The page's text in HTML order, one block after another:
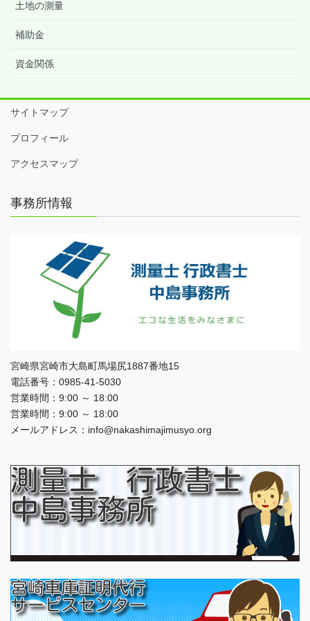
土地の測量
補助金
資金関係
サイトマップ
プロフィール
アクセスマップ
事務所情報
宮崎県宮崎市大島町馬場尻1887番地15
電話番号：0985-41-5030
営業時間：9:00 ～ 18:00
営業時間：9:00 ～ 18:00
メールアドレス：info@nakashimajimusyo.org